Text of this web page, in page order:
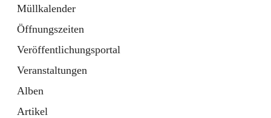
Müllkalender
Öffnungszeiten
Veröffentlichungsportal
Veranstaltungen
Alben
Artikel
10 Schnellzugriffe